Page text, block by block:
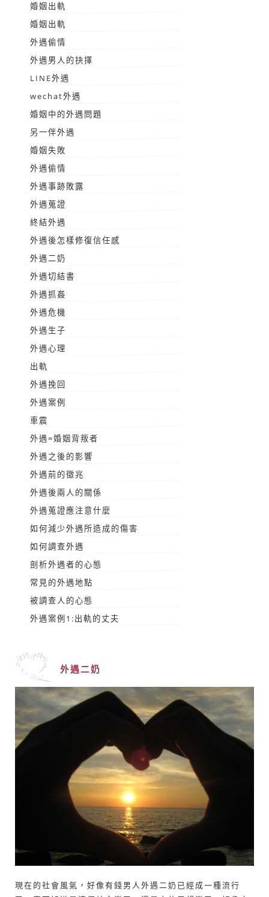
婚姻出軌
婚姻出軌
外遇偷情
外遇男人的抉擇
LINE外遇
wechat外遇
婚姻中的外遇問題
另一伴外遇
婚姻失敗
外遇偷情
外遇事跡敗露
外遇蒐證
終結外遇
外遇後怎樣修復信任感
外遇二奶
外遇切結書
外遇抓姦
外遇危機
外遇生子
外遇心理
出軌
外遇挽回
外遇案例
車震
外遇=婚姻背叛者
外遇之後的影響
外遇前的徵兆
外遇後兩人的關係
外遇蒐證應注意什麼
如何減少外遇所造成的傷害
如何調查外遇
剖析外遇者的心態
常見的外遇地點
被調查人的心態
外遇案例1:出軌的丈夫
外遇二奶
現在的社會風氣，好像有錢男人外遇二奶已經成一種流行